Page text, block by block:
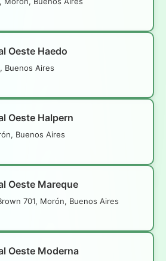
Oeste Haedo
Buenos Aires
Oeste Halpern
Buenos Aires
Oeste Mareque
701, Morón, Buenos Aires
Oeste Moderna